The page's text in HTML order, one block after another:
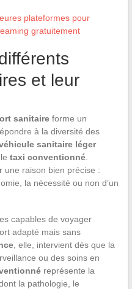
plateformes pour
gratuitement
et leur
sanitaireforme un
à la diversité des
sanitaire léger
taxi conventionné.
une raison bien précise :
la nécessité ou non d’un
capables de voyager
adapté mais sans
, elle, intervient dès que la
ou des soins en
représente la
la pathologie, le